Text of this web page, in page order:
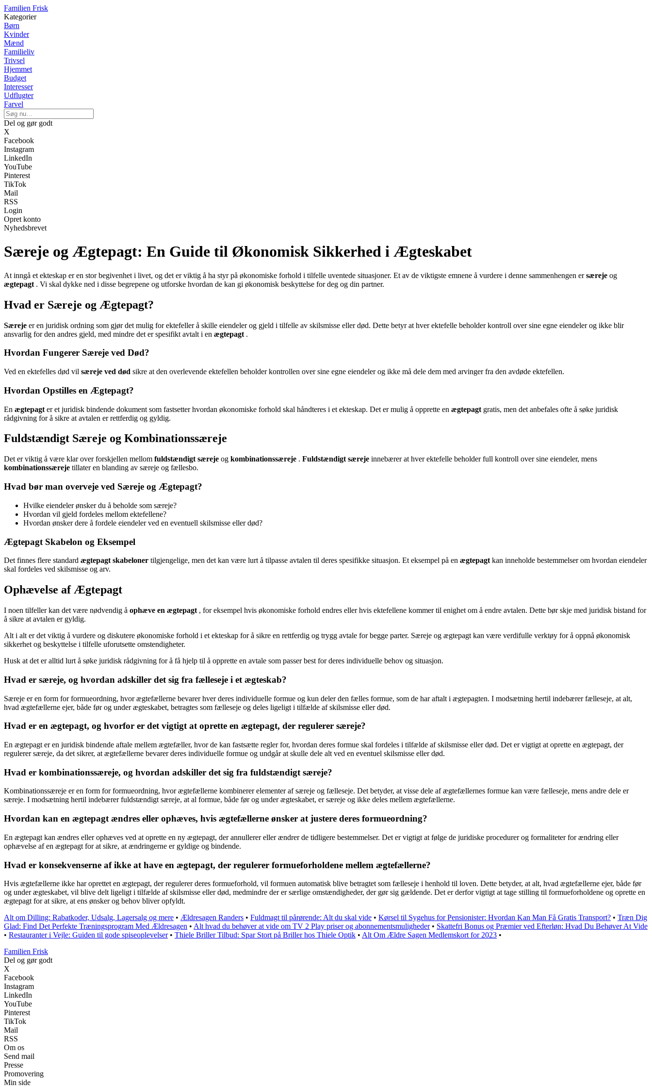
Familien Frisk
Kategorier
Børn
Kvinder
Mænd
Familieliv
Trivsel
Hjemmet
Budget
Interesser
Udflugter
Farvel
Del og gør godt
X
Facebook
Instagram
LinkedIn
YouTube
Pinterest
TikTok
Mail
RSS
Login
Opret konto
Nyhedsbrevet
Særeje og Ægtepagt: En Guide til Økonomisk Sikkerhed i Ægteskabet
At inngå et ekteskap er en stor begivenhet i livet, og det er viktig å ha styr på økonomiske forhold i tilfelle uventede situasjoner. Et av de viktigste emnene å vurdere i denne sammenhengen ersæreje og
ægtepagt . Vi skal dykke ned i disse begrepene og utforske hvordan de kan gi økonomisk beskyttelse for deg og din partner.
Hvad er Særeje og Ægtepagt?
Særeje er en juridisk ordning som gjør det mulig for ektefeller å skille eiendeler og gjeld i tilfelle av skilsmisse eller død. Dette betyr at hver ektefelle beholder kontroll over sine egne eiendeler og ikke blir
ansvarlig for den andres gjeld, med mindre det er spesifikt avtalt i en ægtepagt .
Hvordan Fungerer Særeje ved Død?
Ved en ektefelles død vil særeje ved død sikre at den overlevende ektefellen beholder kontrollen over sine egne eiendeler og ikke må dele dem med arvinger fra den avdøde ektefellen.
Hvordan Opstilles en Ægtepagt?
En ægtepagt er et juridisk bindende dokument som fastsetter hvordan økonomiske forhold skal håndteres i et ekteskap. Det er mulig å opprette en ægtepagt gratis, men det anbefales ofte å søke juridisk
rådgivning for å sikre at avtalen er rettferdig og gyldig.
Fuldstændigt Særeje og Kombinationssæreje
Det er viktig å være klar over forskjellen mellom fuldstændigt særeje og kombinationssæreje . Fuldstændigt særeje innebærer at hver ektefelle beholder full kontroll over sine eiendeler, mens
kombinationssæreje tillater en blanding av særeje og fællesbo.
Hvad bør man overveje ved Særeje og Ægtepagt?
Hvilke eiendeler ønsker du å beholde som særeje?
Hvordan vil gjeld fordeles mellom ektefellene?
Hvordan ønsker dere å fordele eiendeler ved en eventuell skilsmisse eller død?
Ægtepagt Skabelon og Eksempel
Det finnes flere standard ægtepagt skabeloner tilgjengelige, men det kan være lurt å tilpasse avtalen til deres spesifikke situasjon. Et eksempel på en ægtepagt kan inneholde bestemmelser om hvordan eiendeler
skal fordeles ved skilsmisse og arv.
Ophævelse af Ægtepagt
I noen tilfeller kan det være nødvendig å ophæve en ægtepagt , for eksempel hvis økonomiske forhold endres eller hvis ektefellene kommer til enighet om å endre avtalen. Dette bør skje med juridisk bistand for
å sikre at avtalen er gyldig.
Alt i alt er det viktig å vurdere og diskutere økonomiske forhold i et ekteskap for å sikre en rettferdig og trygg avtale for begge parter. Særeje og ægtepagt kan være verdifulle verktøy for å oppnå økonomisk
sikkerhet og beskyttelse i tilfelle uforutsette omstendigheter.
Husk at det er alltid lurt å søke juridisk rådgivning for å få hjelp til å opprette en avtale som passer best for deres individuelle behov og situasjon.
Hvad er særeje, og hvordan adskiller det sig fra fælleseje i et ægteskab?
Særeje er en form for formueordning, hvor ægtefællerne bevarer hver deres individuelle formue og kun deler den fælles formue, som de har aftalt i ægtepagten. I modsætning hertil indebærer fælleseje, at alt,
hvad ægtefællerne ejer, både før og under ægteskabet, betragtes som fælleseje og deles ligeligt i tilfælde af skilsmisse eller død.
Hvad er en ægtepagt, og hvorfor er det vigtigt at oprette en ægtepagt, der regulerer særeje?
En ægtepagt er en juridisk bindende aftale mellem ægtefæller, hvor de kan fastsætte regler for, hvordan deres formue skal fordeles i tilfælde af skilsmisse eller død. Det er vigtigt at oprette en ægtepagt, der
regulerer særeje, da det sikrer, at ægtefællerne bevarer deres individuelle formue og undgår at skulle dele alt ved en eventuel skilsmisse eller død.
Hvad er kombinationssæreje, og hvordan adskiller det sig fra fuldstændigt særeje?
Kombinationssæreje er en form for formueordning, hvor ægtefællerne kombinerer elementer af særeje og fælleseje. Det betyder, at visse dele af ægtefællernes formue kan være fælleseje, mens andre dele er
særeje. I modsætning hertil indebærer fuldstændigt særeje, at al formue, både før og under ægteskabet, er særeje og ikke deles mellem ægtefællerne.
Hvordan kan en ægtepagt ændres eller ophæves, hvis ægtefællerne ønsker at justere deres formueordning?
En ægtepagt kan ændres eller ophæves ved at oprette en ny ægtepagt, der annullerer eller ændrer de tidligere bestemmelser. Det er vigtigt at følge de juridiske procedurer og formaliteter for ændring eller
ophævelse af en ægtepagt for at sikre, at ændringerne er gyldige og bindende.
Hvad er konsekvenserne af ikke at have en ægtepagt, der regulerer formueforholdene mellem ægtefællerne?
Hvis ægtefællerne ikke har oprettet en ægtepagt, der regulerer deres formueforhold, vil formuen automatisk blive betragtet som fælleseje i henhold til loven. Dette betyder, at alt, hvad ægtefællerne ejer, både før
og under ægteskabet, vil blive delt ligeligt i tilfælde af skilsmisse eller død, medmindre der er særlige omstændigheder, der gør sig gældende. Det er derfor vigtigt at tage stilling til formueforholdene og oprette en
ægtepagt for at sikre, at ens ønsker og behov bliver opfyldt.
Alt om Dilling: Rabatkoder, Udsalg, Lagersalg og mere • Ældresagen Randers • Fuldmagt til pårørende: Alt du skal vide • Kørsel til Sygehus for Pensionister: Hvordan Kan Man Få Gratis Transport? • Træn Dig
Glad: Find Det Perfekte Træningsprogram Med Ældresagen • Alt hvad du behøver at vide om TV 2 Play priser og abonnementsmuligheder• Skattefri Bonus og Præmier ved Efterløn: Hvad Du Behøver At Vide
• Restauranter i Vejle: Guiden til gode spiseoplevelser• Thiele Briller Tilbud: Spar Stort på Briller hos Thiele Optik • Alt Om Ældre Sagen Medlemskort for 2023 •
Familien Frisk
Del og gør godt
X
Facebook
Instagram
LinkedIn
YouTube
Pinterest
TikTok
Mail
RSS
Om os
Send mail
Presse
Promovering
Min side